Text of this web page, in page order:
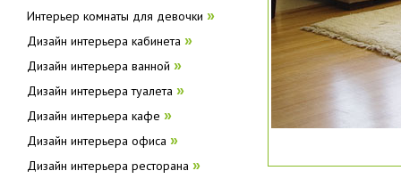
Интерьер комнаты для девочки »
Дизайн интерьера кабинета »
Дизайн интерьера ванной »
Дизайн интерьера туалета »
Дизайн интерьера кафе »
Дизайн интерьера офиса »
Дизайн интерьера ресторана »